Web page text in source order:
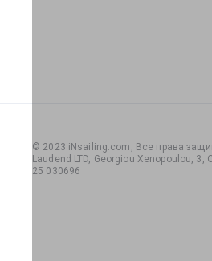
© 2023 iNsailing.com, Все права
Laudend LTD, Georgiou Xenopoulou,
25 030696